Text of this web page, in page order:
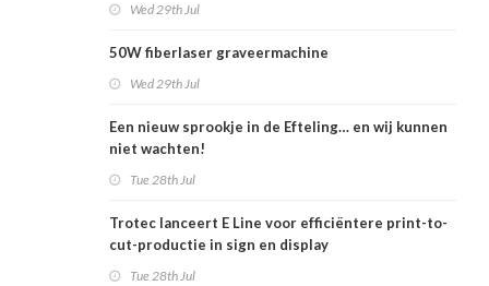
Wed 29th Jul
50W fiberlaser graveermachine
Wed 29th Jul
Een nieuw sprookje in de Efteling… en wij kunnen
niet wachten!
Tue 28th Jul
Trotec lanceert E Line voor efficiëntere print-to-
cut-productie in sign en display
Tue 28th Jul